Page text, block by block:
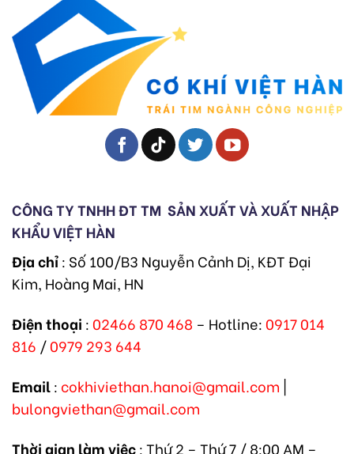
CÔNG TY TNHH ĐT TM SẢN XUẤT VÀ XUẤT NHẬP
KHẨU VIỆT HÀN
Địa chỉ: Số 100/B3 Nguyễn Cảnh Dị, KĐT Đại
Kim, Hoàng Mai, HN
Điện thoại : 02466 870 468 – Hotline: 0917 014
816 /0979 293 644
Email: cokhiviethan.hanoi@gmail.com
bulongviethan@gmail.com
Thời gian làm việc: Thứ 2 – Thứ 7 / 8:00 AM –